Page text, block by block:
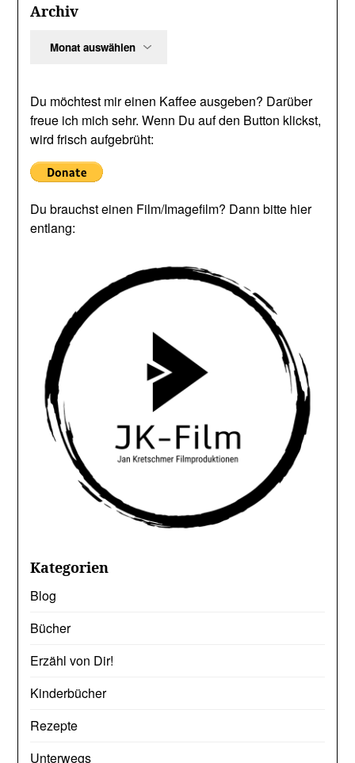
Archiv
Du möchtest mir einen Kaffee ausgeben? Darüber
freue ich mich sehr. Wenn Du auf den Button klickst,
wird frisch aufgebrüht:
Du brauchst einen Film/Imagefilm? Dann bitte hier
entlang:
Kategorien
Blog
Bücher
Erzähl von Dir!
Kinderbücher
Rezepte
Unterwegs